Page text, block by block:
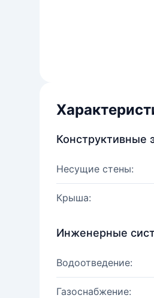
Конструктивные
Несущие стены:
Крыша:
Инженерные
Водоотведение:
Газоснабжение: